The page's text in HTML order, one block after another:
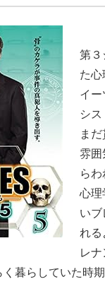
第３
た心
イー
シ
ま
雰囲
らわ
心理
いブ
れ
レ
暮らしていた時